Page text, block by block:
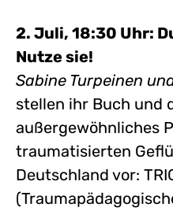
2. Juli, 18:30 Uhr:
Nutze sie!
Sabine Turpeinen
stellen ihr Buch und
außergewöhnliches
traumatisierten
Deutschland vor: